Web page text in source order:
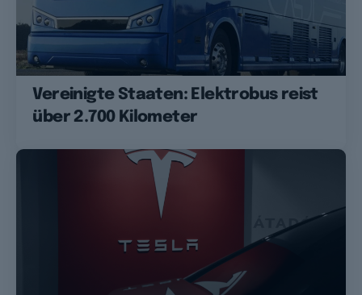
Vereinigte Staaten: Elektrobus reist
über 2.700 Kilometer